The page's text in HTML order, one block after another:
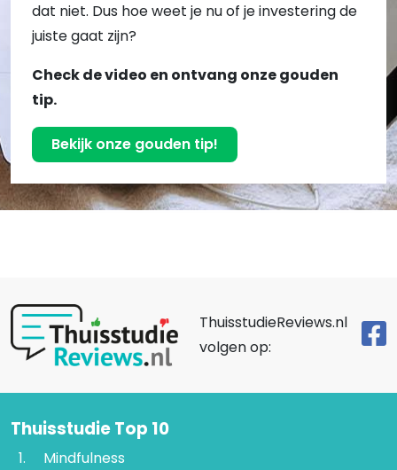
dat niet. Dus hoe weet je nu of je investering de
juiste gaat zijn?
Check de video en ontvang onze gouden
tip.
Bekijk onze gouden tip!
ThuisstudieReviews.nl
volgen op:
Thuisstudie Top 10
Mindfulness